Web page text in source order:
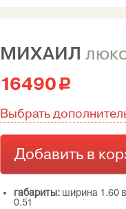
МИХАИЛ
16490 c
Выбрать
Добавить в
габариты: ширина 1.60
0.51